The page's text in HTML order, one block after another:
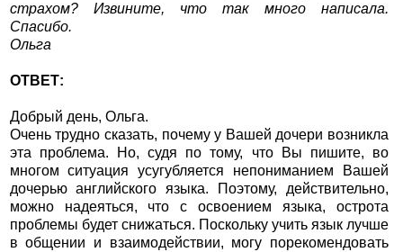
страхом? Извините, что так много написала.
Спасибо.
Ольга
ОТВЕТ:
Добрый день, Ольга.
Очень трудно сказать, почему у Вашей дочери возникла
эта проблема. Но, судя по тому, что Вы пишите, во
многом ситуация усугубляется непониманием Вашей
дочерью английского языка. Поэтому, действительно,
можно надеяться, что с освоением языка, острота
проблемы будет снижаться. Поскольку учить язык лучше
в общении и взаимодействии, могу порекомендовать